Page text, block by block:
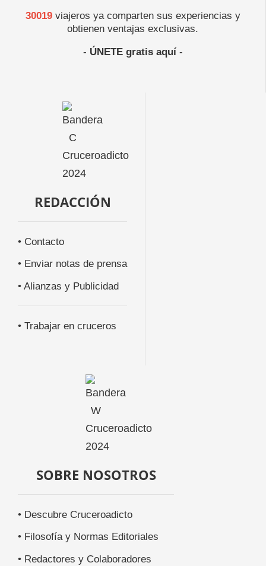
30019viajeros ya comparten sus experiencias y
obtienen ventajas exclusivas.
- ÚNETE gratis aquí-
REDACCIÓN
• Contacto
• Enviar notas de prensa
• Alianzas y Publicidad
• Trabajar en cruceros
SOBRE NOSOTROS
• Descubre Cruceroadicto
• Filosofía y Normas Editoriales
• Redactores y Colaboradores